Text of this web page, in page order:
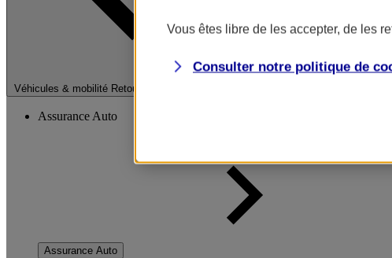
Véhicules & mobilité Retour à la section précédente
Fermer le menu principal
Assurance Auto
Assurance Auto
Vous êtes libre de les accepter, de les
Consulter notre politique de